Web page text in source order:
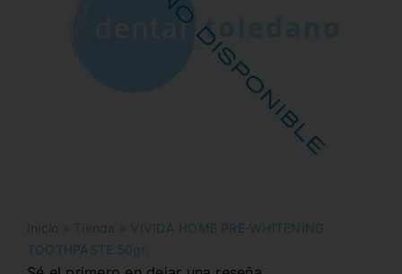
Inicio » Tienda » VIVIDA HOME PRE-WHITENING
TOOTHPASTE 50gr.